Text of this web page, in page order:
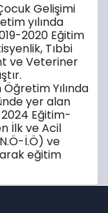
Gelişimi
yılında
2020 Eğitim
Tıbbi
ve Veteriner
Yılında
yer alan
2024 Eğitim-
İlk ve Acil
İ.Ö) ve
eğitim